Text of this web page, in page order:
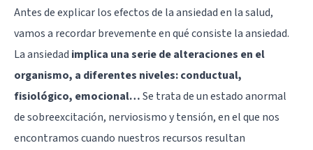
Antes de explicar los efectos de la ansiedad en la salud,
vamos a recordar brevemente en qué consiste la ansiedad.
La ansiedad implica una serie de alteraciones en el
organismo, a diferentes niveles: conductual,
fisiológico, emocional…Se trata de un estado anormal
de sobreexcitación, nerviosismo y tensión, en el que nos
encontramos cuando nuestros recursos resultan